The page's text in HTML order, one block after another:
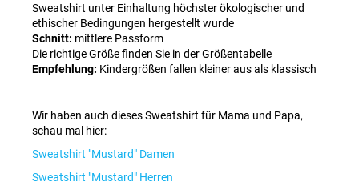
Sweatshirt unter Einhaltung höchster ökologischer und
ethischer Bedingungen hergestellt wurde
Schnitt: mittlere Passform
Die richtige Größe finden Sie in der Größentabelle
Empfehlung: Kindergrößen fallen kleiner aus als klassisch
Wir haben auch dieses Sweatshirt für Mama und Papa,
schau mal hier:
Sweatshirt "Mustard" Damen
Sweatshirt "Mustard" Herren